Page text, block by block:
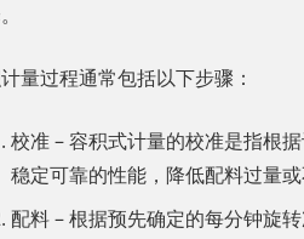
量过程通常包括以下步骤：
校准 – 容积式计量的校准是指根
稳定可靠的性能，降低配料过量
配料 – 根据预先确定的每分钟旋